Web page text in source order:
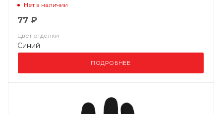
Нет в наличии
77 ₽
Цвет отделки
Синий
ПОДРОБНЕЕ